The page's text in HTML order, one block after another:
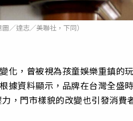
／達志／美聯社，下同）
化，曾被視為孩童娛樂重鎮的
據資料顯示，品牌在台灣全盛
，門市樣貌的改變也引發消費